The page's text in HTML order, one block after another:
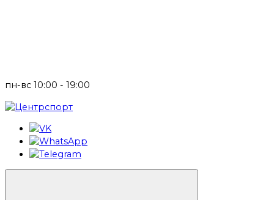
пн-вс 10:00 - 19:00